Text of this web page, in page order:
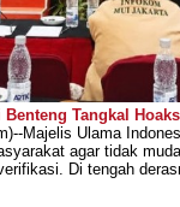
Tangkal
Majelis Ulama
agar tidak
Di tengah